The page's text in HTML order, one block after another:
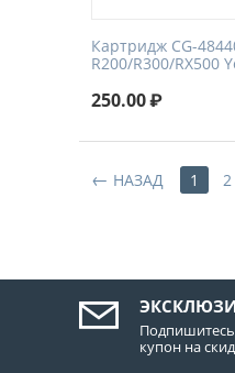
Картридж CG-
R200/R300/RX500
250.00₽
НАЗАД 1 2
купон на